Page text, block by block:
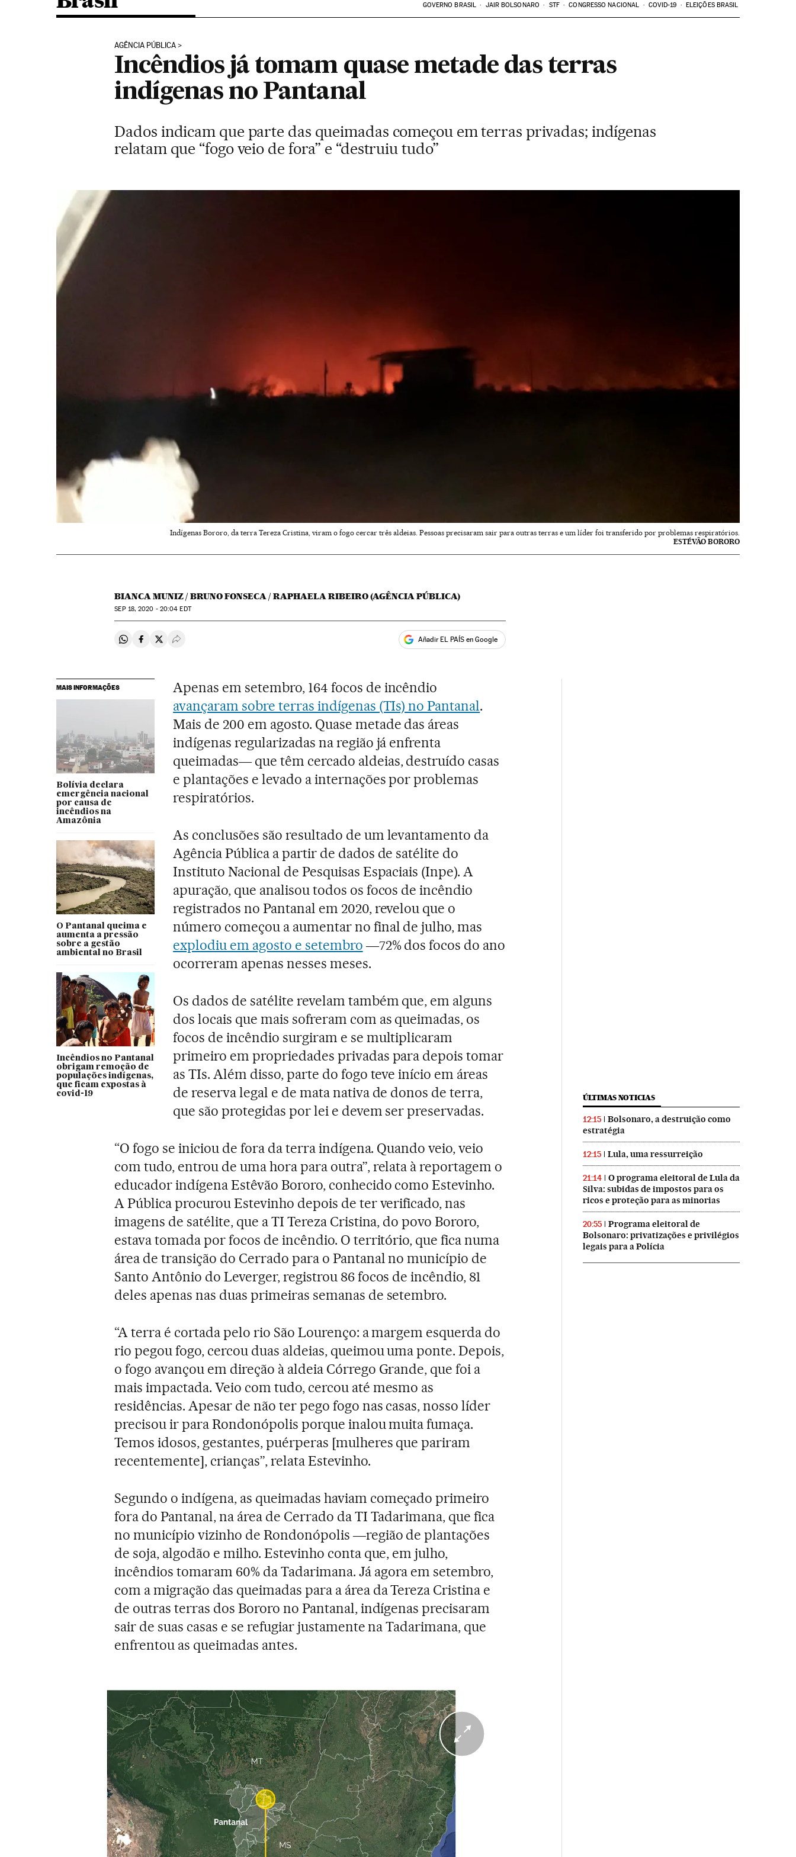
GOVERNO BRASIL JAIR BOLSONARO STF CONGRESSO NACIONAL COVID-19 ELEIÇÕES BRASIL
AGÊNCIA PÚBLICA
Incêndios já tomam quase metade das terras
indígenas no Pantanal
Dados indicam que parte das queimadas começou em terras privadas; indígenas
relatam que “fogo veio de fora” e “destruiu tudo”
Indígenas Bororo, da terra Tereza Cristina, viram o fogo cercar três aldeias. Pessoas precisaram sair para outras terras e um líder foi transferido por problemas respiratórios.
ESTÉVÃO BORORO
BIANCA MUNIZ / BRUNO FONSECA / RAPHAELA RIBEIRO (AGÊNCIA PÚBLICA)
SEP18, 2020 - 20:04 EDT
Compartir en Whatsapp
Compartir en Facebook
Compartir en Twitter
Desplegar Redes Sociales Añadir EL PAÍS en Google
MAIS INFORMAÇÕES
Bolívia declara
emergência nacional
por causa de
incêndios na
Amazônia
O Pantanal queima e
aumenta a pressão
sobre a gestão
ambiental no Brasil
Incêndios no Pantanal
obrigam remoção de
populações indígenas,
que ficam expostas à
covid-19
Apenas em setembro, 164 focos de incêndio
avançaram sobre terras indígenas (TIs) no Pantanal.
Mais de 200 em agosto. Quase metade das áreas
indígenas regularizadas na região já enfrenta
queimadas― que têm cercado aldeias, destruído casas
e plantações e levado a internações por problemas
respiratórios.
As conclusões são resultado de um levantamento da
Agência Pública a partir de dados de satélite do
Instituto Nacional de Pesquisas Espaciais (Inpe). A
apuração, que analisou todos os focos de incêndio
registrados no Pantanal em 2020, revelou que o
número começou a aumentar no final de julho, mas
explodiu em agosto e setembro―72% dos focos do ano
ocorreram apenas nesses meses.
Os dados de satélite revelam também que, em alguns
dos locais que mais sofreram com as queimadas, os
focos de incêndio surgiram e se multiplicaram
primeiro em propriedades privadas para depois tomar
as TIs. Além disso, parte do fogo teve início em áreas
de reserva legal e de mata nativa de donos de terra,
que são protegidas por lei e devem ser preservadas.
“O fogo se iniciou de fora da terra indígena. Quando veio, veio
com tudo, entrou de uma hora para outra”, relata à reportagem o
educador indígena Estêvão Bororo, conhecido como Estevinho.
A Pública procurou Estevinho depois de ter verificado, nas
imagens de satélite, que a TI Tereza Cristina, do povo Bororo,
estava tomada por focos de incêndio. O território, que fica numa
área de transição do Cerrado para o Pantanal no município de
Santo Antônio do Leverger, registrou 86 focos de incêndio, 81
deles apenas nas duas primeiras semanas de setembro.
“A terra é cortada pelo rio São Lourenço: a margem esquerda do
rio pegou fogo, cercou duas aldeias, queimou uma ponte. Depois,
o fogo avançou em direção à aldeia Córrego Grande, que foi a
mais impactada. Veio com tudo, cercou até mesmo as
residências. Apesar de não ter pego fogo nas casas, nosso líder
precisou ir para Rondonópolis porque inalou muita fumaça.
Temos idosos, gestantes, puérperas [mulheres que pariram
recentemente], crianças”, relata Estevinho.
Segundo o indígena, as queimadas haviam começado primeiro
fora do Pantanal, na área de Cerrado da TI Tadarimana, que fica
no município vizinho de Rondonópolis ―região de plantações
de soja, algodão e milho. Estevinho conta que, em julho,
incêndios tomaram 60% da Tadarimana. Já agora em setembro,
com a migração das queimadas para a área da Tereza Cristina e
de outras terras dos Bororo no Pantanal, indígenas precisaram
sair de suas casas e se refugiar justamente na Tadarimana, que
enfrentou as queimadas antes.
ÚLTIMAS NOTICIAS
12:15
Bolsonaro, a destruição como
estratégia
12:15 Lula, uma ressurreição
21:14
O programa eleitoral de Lula da
Silva: subidas de impostos para os
ricos e proteção para as minorias
20:55
Programa eleitoral de
Bolsonaro: privatizações e privilégios
legais para a Polícia